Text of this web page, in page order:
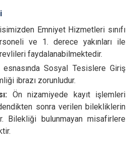
Emniyet Hizmetleri sınıfı
ve 1. derece yakınları ile
faydalanabilmektedir.
esnasında Sosyal Tesislere Giriş
ibrazı zorunludur.
Ön nizamiyede kayıt işlemleri
sonra verilen bilekliklerin
Bilekliği bulunmayan misafirlere